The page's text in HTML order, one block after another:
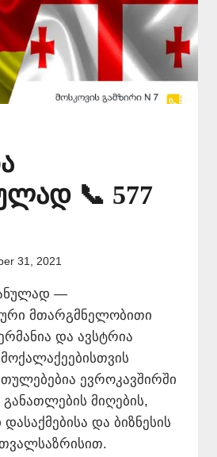
📞 577
31, 2021
—
მთარგმნელობითი
და ავსტრია
ევროკავშირში
მიღების,
და ბიზნესის